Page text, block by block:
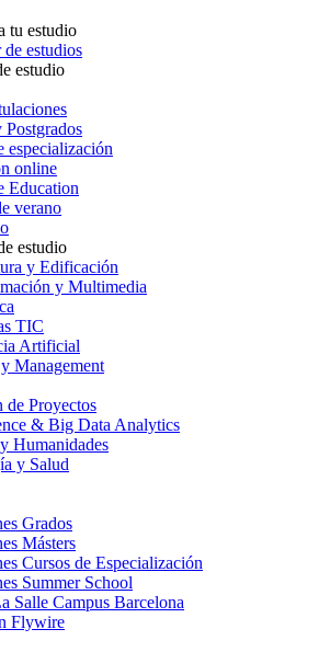
tu estudio
estudios
estudio
Postgrados
especialización
online
Education
verano
estudio
y Edificación
y Multimedia
TIC
Artificial
Management
de Proyectos
& Big Data Analytics
Humanidades
y Salud
Grados
Másters
Cursos de Especialización
Summer School
Salle Campus Barcelona
Flywire